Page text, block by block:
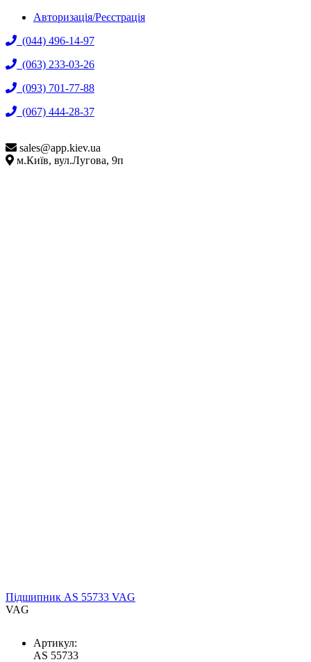
Авторизація/Реєстрація
(044) 496-14-97
(063) 233-03-26
(093) 701-77-88
(067) 444-28-37
sales@app.kiev.ua
м.Київ, вул.Лугова, 9п
Підшипник AS 55733 VAG
VAG
Артикул:
AS 55733